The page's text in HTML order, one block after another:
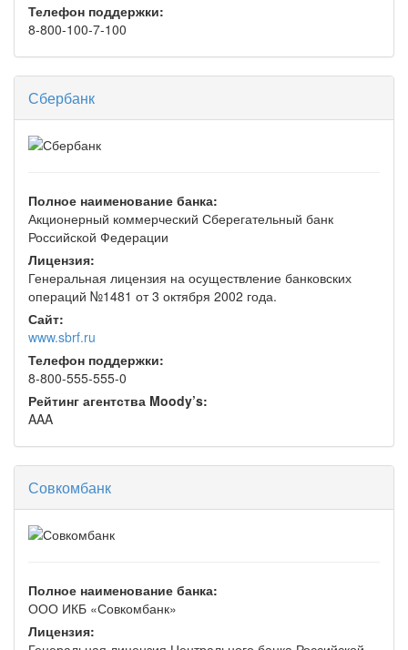
Телефон поддержки:
8-800-100-7-100
Сбербанк
Полное наименование банка:
Акционерный коммерческий Сберегательный банк
Российской Федерации
Лицензия:
Генеральная лицензия на осуществление банковских
операций №1481 от 3 октября 2002 года.
Сайт:
www.sbrf.ru
Телефон поддержки:
8-800-555-555-0
Рейтинг агентства Moody’s:
AAA
Совкомбанк
Полное наименование банка:
ООО ИКБ «Совкомбанк»
Лицензия: